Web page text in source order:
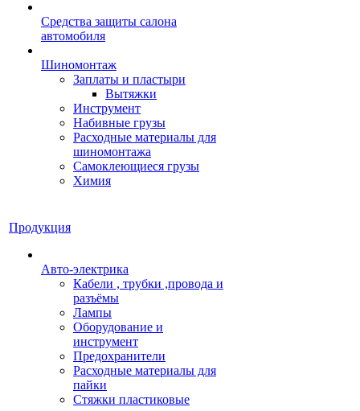
Средства защиты салона
автомобиля
Шиномонтаж
Заплаты и пластыри
Вытяжки
Инструмент
Набивные грузы
Расходные материалы для
шиномонтажа
Самоклеющиеся грузы
Химия
Продукция
Авто-электрика
Кабели , трубки ,провода и
разъёмы
Лампы
Оборудование и
инструмент
Предохранители
Расходные материалы для
пайки
Стяжки пластиковые